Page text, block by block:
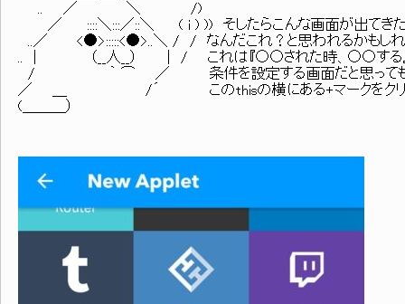
.. ／ ＼ /)
／ ::::＼:::／::＼ ( i ) )) そしたらこんな画面が出てきた
..／ <●>:::::<●>..＼ / / なんだこれ？と思われるかもしれ
.. | （__人__） | / これは『○○された時、○○する』
/ ｀ ⌒ ／ 条件を設定する画面だと思っても
／ ＿ /´ このthisの横にある+マークをクリ
(＿＿＿）